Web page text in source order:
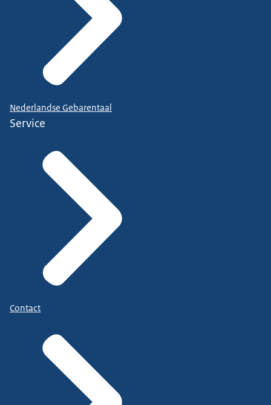
Nederlandse Gebarentaal
Service
Contact